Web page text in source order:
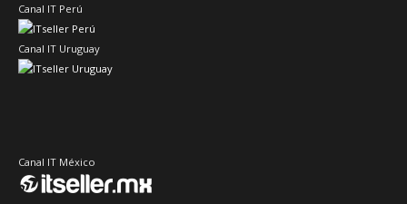
Canal IT Perú
Canal IT Uruguay
Canal IT México